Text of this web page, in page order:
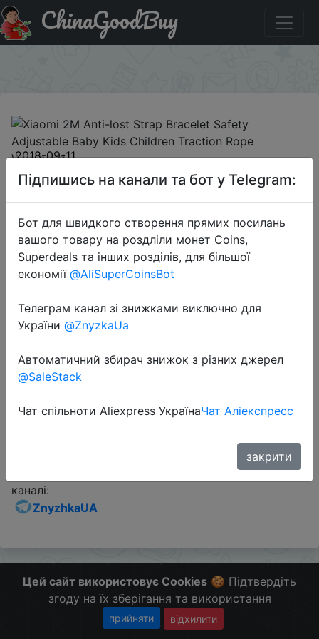
Знижка на Xiaomi 2M Anti-lost Strap Bracelet Safety
Adjustable Baby Kids Children Traction Rope Wristband
ChinaGoodBuy
2018-09-11
Xiaomi 2M Anti-lost Strap Bracelet
Safety Adjustable Baby Kids
Children Traction Rope Wristband
$6.99
Слідкуйте за знижками на мобільному, в телеграм
каналі:
ZnyzhkaUA
Цей сайт використовує Cookies 🍪 Підтвердіть
згоду на їх зберігання та використання
прийняти відхилити
Підпишись на канали та бот у Telegram:
Бот для швидкого створення прямих посилань
вашого товару на роздліли монет Coins,
Superdeals та інших розділів, для більшої
економії @AliSuperCoinsBot
Телеграм канал зі знижками виключно для
України @ZnyzkaUa
Автоматичний збирач знижок з різних джерел
@SaleStack
Чат спільноти Aliexpress УкраїнаЧат Аліекспресс
закрити